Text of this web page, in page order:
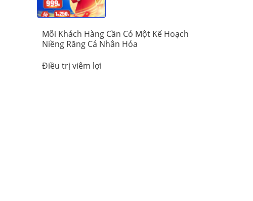
Mỗi Khách Hàng Cần Có Một Kế Hoạch
Niềng Răng Cá Nhân Hóa
Điều trị viêm lợi